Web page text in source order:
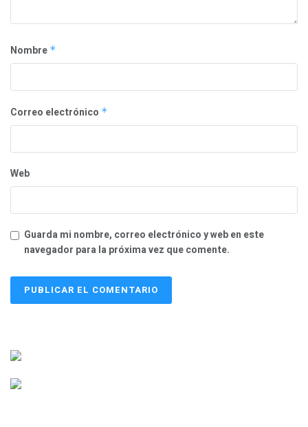
Nombre *
Correo electrónico *
Web
Guarda mi nombre, correo electrónico y web en este
navegador para la próxima vez que comente.